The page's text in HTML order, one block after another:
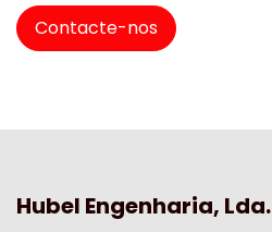
Contacte-nos
Hubel Engenharia, Lda.